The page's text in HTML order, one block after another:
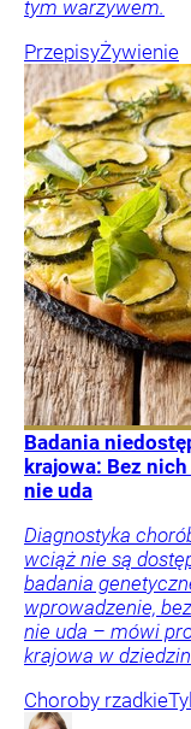
tym warzywem.
PrzepisyŻywienie
Badania
krajowa: Bez
nie uda
Diagnostyka
wciąż nie są
badania
wprowadzenie,
nie uda – mówi
krajowa w
Choroby rzadkie